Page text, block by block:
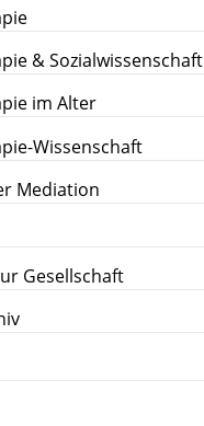
& Sozialwissenschaft
im Alter
Wissenschaft
Mediation
Gesellschaft